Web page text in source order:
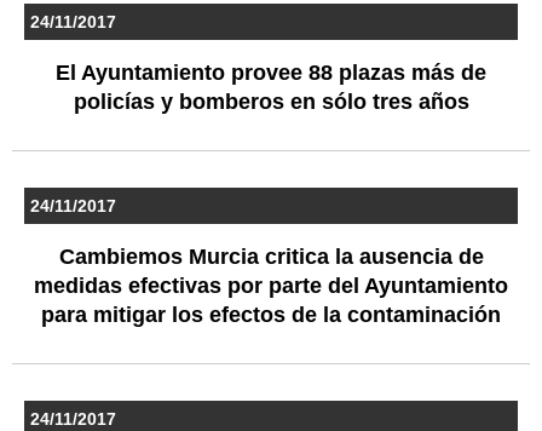
24/11/2017
El Ayuntamiento provee 88 plazas más de
policías y bomberos en sólo tres años
24/11/2017
Cambiemos Murcia critica la ausencia de
medidas efectivas por parte del Ayuntamiento
para mitigar los efectos de la contaminación
24/11/2017